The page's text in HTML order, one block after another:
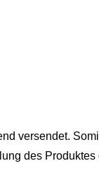
versendet.
des Produktes